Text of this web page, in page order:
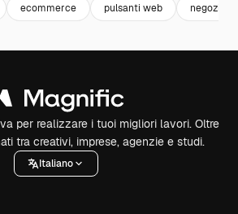
ecommerce pulsanti web negozio
per realizzare i tuoi migliori lavori. Oltre
tra creativi, imprese, agenzie e studi.
Italiano